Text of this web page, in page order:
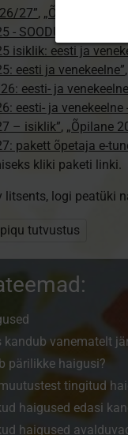
27”, „Õpilane 2024/
- SOODUSHIND!”
isiklik: eesti ja
eesti ja venekeelne”,
eesti- ja
eesti- ja venekeelne
– isiklik”, „Õpilane
pakett õpetaja e-
kliki paketi linki.
litsents, logi peatüki
tutvustus
kandub vanematelt
pärilikke haigusi?
tingitud
haigused edasi
haigused